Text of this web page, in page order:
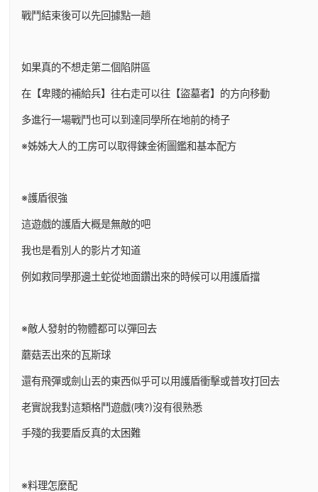
戰鬥結束後可以先回據點一趟
如果真的不想走第二個陷阱區
在【卑賤的補給兵】往右走可以往【盜墓者】的方向移動
多進行一場戰鬥也可以到達同學所在地前的椅子
※姊姊大人的工房可以取得鍊金術圖鑑和基本配方
※護盾很強
這遊戲的護盾大概是無敵的吧
我也是看別人的影片才知道
例如救同學那邊土蛇從地面鑽出來的時候可以用護盾擋
※敵人發射的物體都可以彈回去
蘑菇丟出來的瓦斯球
還有飛彈或劍山丟的東西似乎可以用護盾衝擊或普攻打回去
老實說我對這類格鬥遊戲(咦?)沒有很熟悉
手殘的我要盾反真的太困難
※料理怎麼配